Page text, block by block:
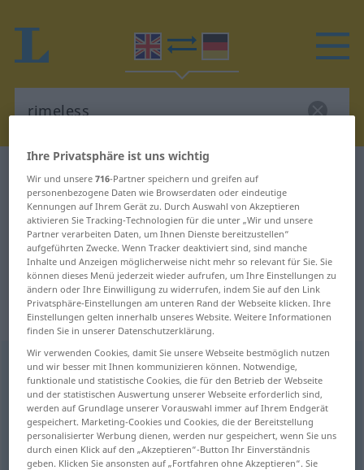
Englisch-Deutsch Wörterbuch rimeless
Englisch-Deutsch Übersetzung für
"rimeless"
"rimeless" Deutsch Übersetzung
„rimeless“
rimeless OBS
Übersicht aller Übersetzungen
(Für mehr Details die Übersetzung anklicken/antippen)
reimlos
Ihre Privatsphäre ist uns wichtig
Wir und unsere716-Partner speichern und greifen auf
personenbezogene Daten wie Browserdaten oder eindeutige
Kennungen auf Ihrem Gerät zu. Durch Auswahl von Akzeptieren
aktivieren Sie Tracking-Technologien für die unter „Wir und unsere
Partner verarbeiten Daten, um Ihnen Dienste bereitzustellen“
aufgeführten Zwecke. Wenn Tracker deaktiviert sind, sind manche
Inhalte und Anzeigen möglicherweise nicht mehr so relevant für Sie. Sie
können dieses Menü jederzeit wieder aufrufen, um Ihre Einstellungen zu
ändern oder Ihre Einwilligung zu widerrufen, indem Sie auf den Link
Privatsphäre-Einstellungen am unteren Rand der Webseite klicken. Ihre
Einstellungen gelten innerhalb unseres Website. Weitere Informationen
finden Sie in unserer Datenschutzerklärung.
Wir verwenden Cookies, damit Sie unsere Webseite bestmöglich nutzen
und wir besser mit Ihnen kommunizieren können. Notwendige,
funktionale und statistische Cookies, die für den Betrieb der Webseite
und der statistischen Auswertung unserer Webseite erforderlich sind,
werden auf Grundlage unserer Vorauswahl immer auf Ihrem Endgerät
gespeichert. Marketing-Cookies und Cookies, die der Bereitstellung
personalisierter Werbung dienen, werden nur gespeichert, wenn Sie uns
durch einen Klick auf den „Akzeptieren“-Button Ihr Einverständnis
geben. Klicken Sie ansonsten auf „Fortfahren ohne Akzeptieren“. Sie